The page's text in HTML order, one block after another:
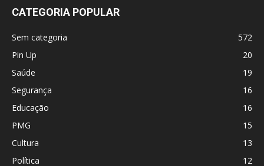
CATEGORIA POPULAR
Sem categoria
572
Pin Up
20
Saúde
19
Segurança
16
Educação
16
PMG
15
Cultura
13
Política
12